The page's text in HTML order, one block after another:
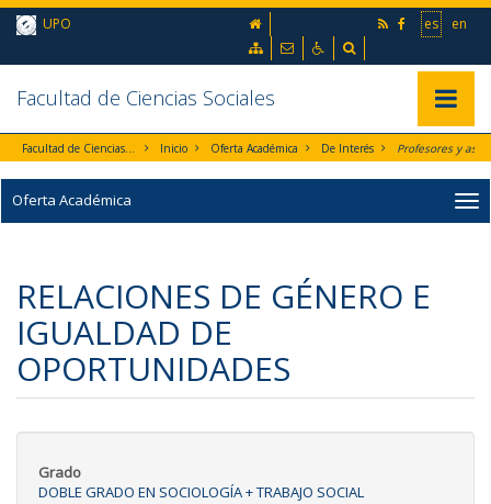
Ir al contenido principal de la página (alt + s)
Ir a la cabecera de la página (alt + c)
Ir al menú principal (alt + u)
es en
UPO
Mapa webContactoAccesibilidad
Facultad de Ciencias Sociales
Facultad de Ciencias Sociales Inicio Oferta Académica De Interés
Oferta Académica
RELACIONES DE GÉNERO E
IGUALDAD DE
OPORTUNIDADES
Grado
DOBLE GRADO EN SOCIOLOGÍA + TRABAJO SOCIAL